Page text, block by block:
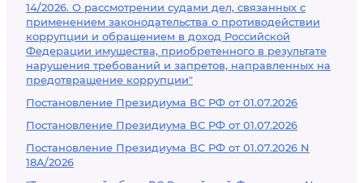
14/2026. О рассмотрении судами дел, связанных с
применением законодательства о противодействии
коррупции и обращением в доход Российской
Федерации имущества, приобретенного в результате
нарушения требований и запретов, направленных на
предотвращение коррупции"
Постановление Президиума ВС РФ от 01.07.2026
Постановление Президиума ВС РФ от 01.07.2026
Постановление Президиума ВС РФ от 01.07.2026 N
18А/2026